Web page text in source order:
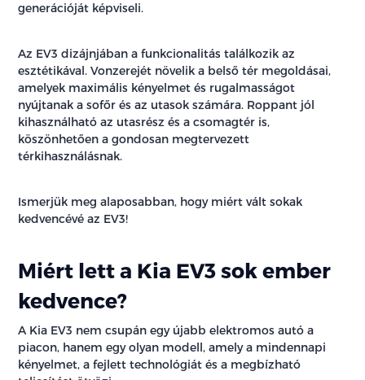
generációját képviseli.
Az EV3 dizájnjában a funkcionalitás találkozik az
esztétikával. Vonzerejét növelik a belső tér megoldásai,
amelyek maximális kényelmet és rugalmasságot
nyújtanak a sofőr és az utasok számára. Roppant jól
kihasználható az utasrész és a csomagtér is,
köszönhetően a gondosan megtervezett
térkihasználásnak.
Ismerjük meg alaposabban, hogy miért vált sokak
kedvencévé az EV3!
Miért lett a Kia EV3 sok ember
kedvence?
A Kia EV3 nem csupán egy újabb elektromos autó a
piacon, hanem egy olyan modell, amely a mindennapi
kényelmet, a fejlett technológiát és a megbízható